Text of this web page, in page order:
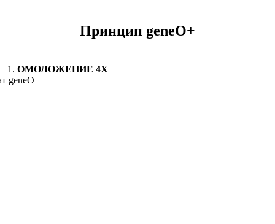
Принцип geneO+
1. ОМОЛОЖЕНИЕ 4Х